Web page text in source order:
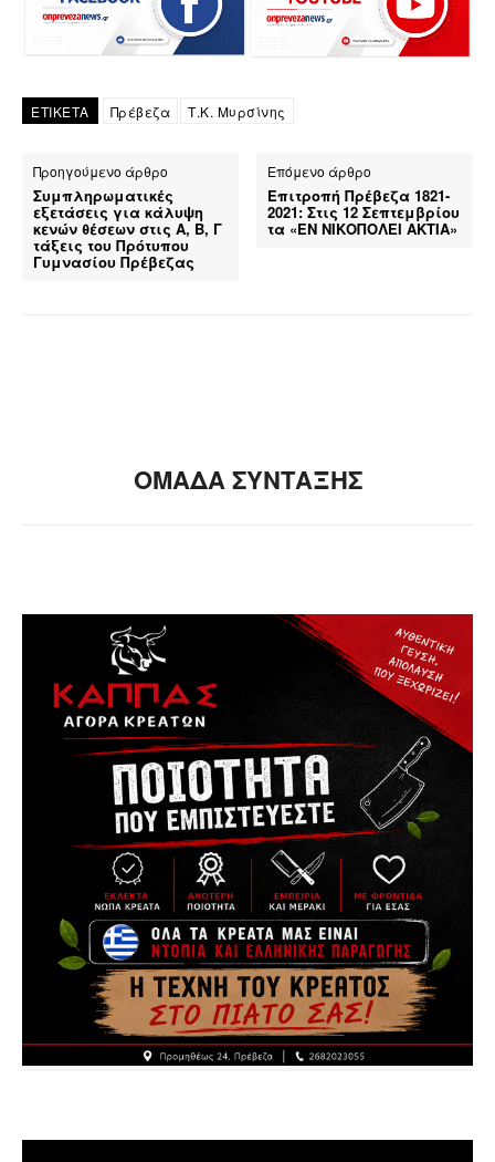
ΕΤΙΚΕΤΑ Πρέβεζα Τ.Κ. Μυρσίνης
Προηγούμενο άρθρο
Συμπληρωματικές
εξετάσεις για κάλυψη
κενών θέσεων στις Α, Β, Γ
τάξεις του Πρότυπου
Γυμνασίου Πρέβεζας
Επόμενο άρθρο
Επιτροπή Πρέβεζα 1821-
2021: Στις 12 Σεπτεμβρίου
τα «ΕΝ ΝΙΚΟΠΟΛΕΙ ΑΚΤΙΑ»
ΟΜΑΔΑ ΣΥΝΤΑΞΗΣ